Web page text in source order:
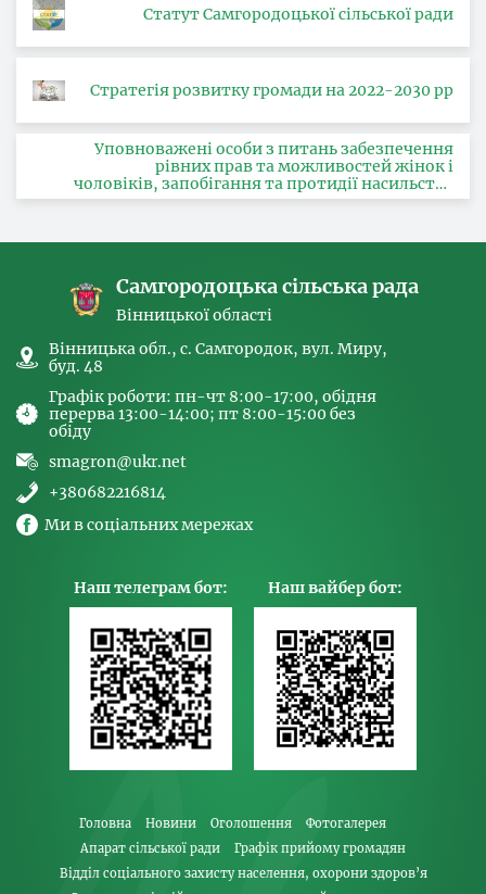
Статут Самгородоцької сільської ради
Стратегія розвитку громади на 2022-2030 рр
Уповноважені особи з питань забезпечення
рівних прав та можливостей жінок і
чоловіків, запобігання та протидії насильству
за ознакою статі, з питань здійснення заходів,
Самгородоцька сільська рада
Вінницької області
Вінницька обл., с. Самгородок, вул. Миру,
буд. 48
Графік роботи: пн-чт 8:00-17:00, обідня
перерва 13:00-14:00; пт 8:00-15:00 без
обіду
smagron@ukr.net
+380682216814
Ми в соціальних мережах
Наш телеграм бот: Наш вайбер бот:
Головна Новини Оголошення
Фотогалерея
Апарат сільської ради
Графік прийому громадян
Відділ соціального захисту населення, охорони здоров’я